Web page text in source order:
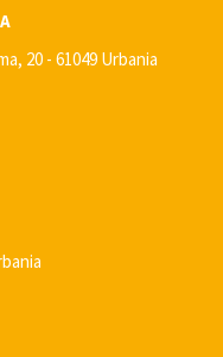
20 - 61049 Urbania